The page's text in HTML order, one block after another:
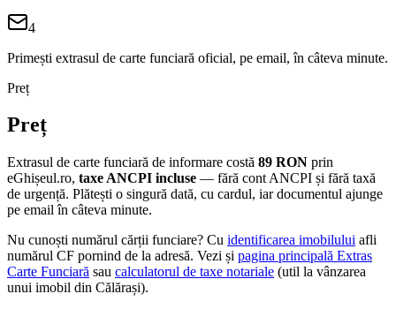
4
Primești extrasul de carte funciară oficial, pe email, în câteva minute.
Preț
Preț
Extrasul de carte funciară de informare costă 89 RON prin
eGhișeul.ro, taxe ANCPI incluse — fără cont ANCPI și fără taxă
de urgență. Plătești o singură dată, cu cardul, iar documentul ajunge
pe email în câteva minute.
Nu cunoști numărul cărții funciare? Cu identificarea imobilului afli
numărul CF pornind de la adresă. Vezi și pagina principală Extras
Carte Funciară sau calculatorul de taxe notariale (util la vânzarea
unui imobil din Călărași).